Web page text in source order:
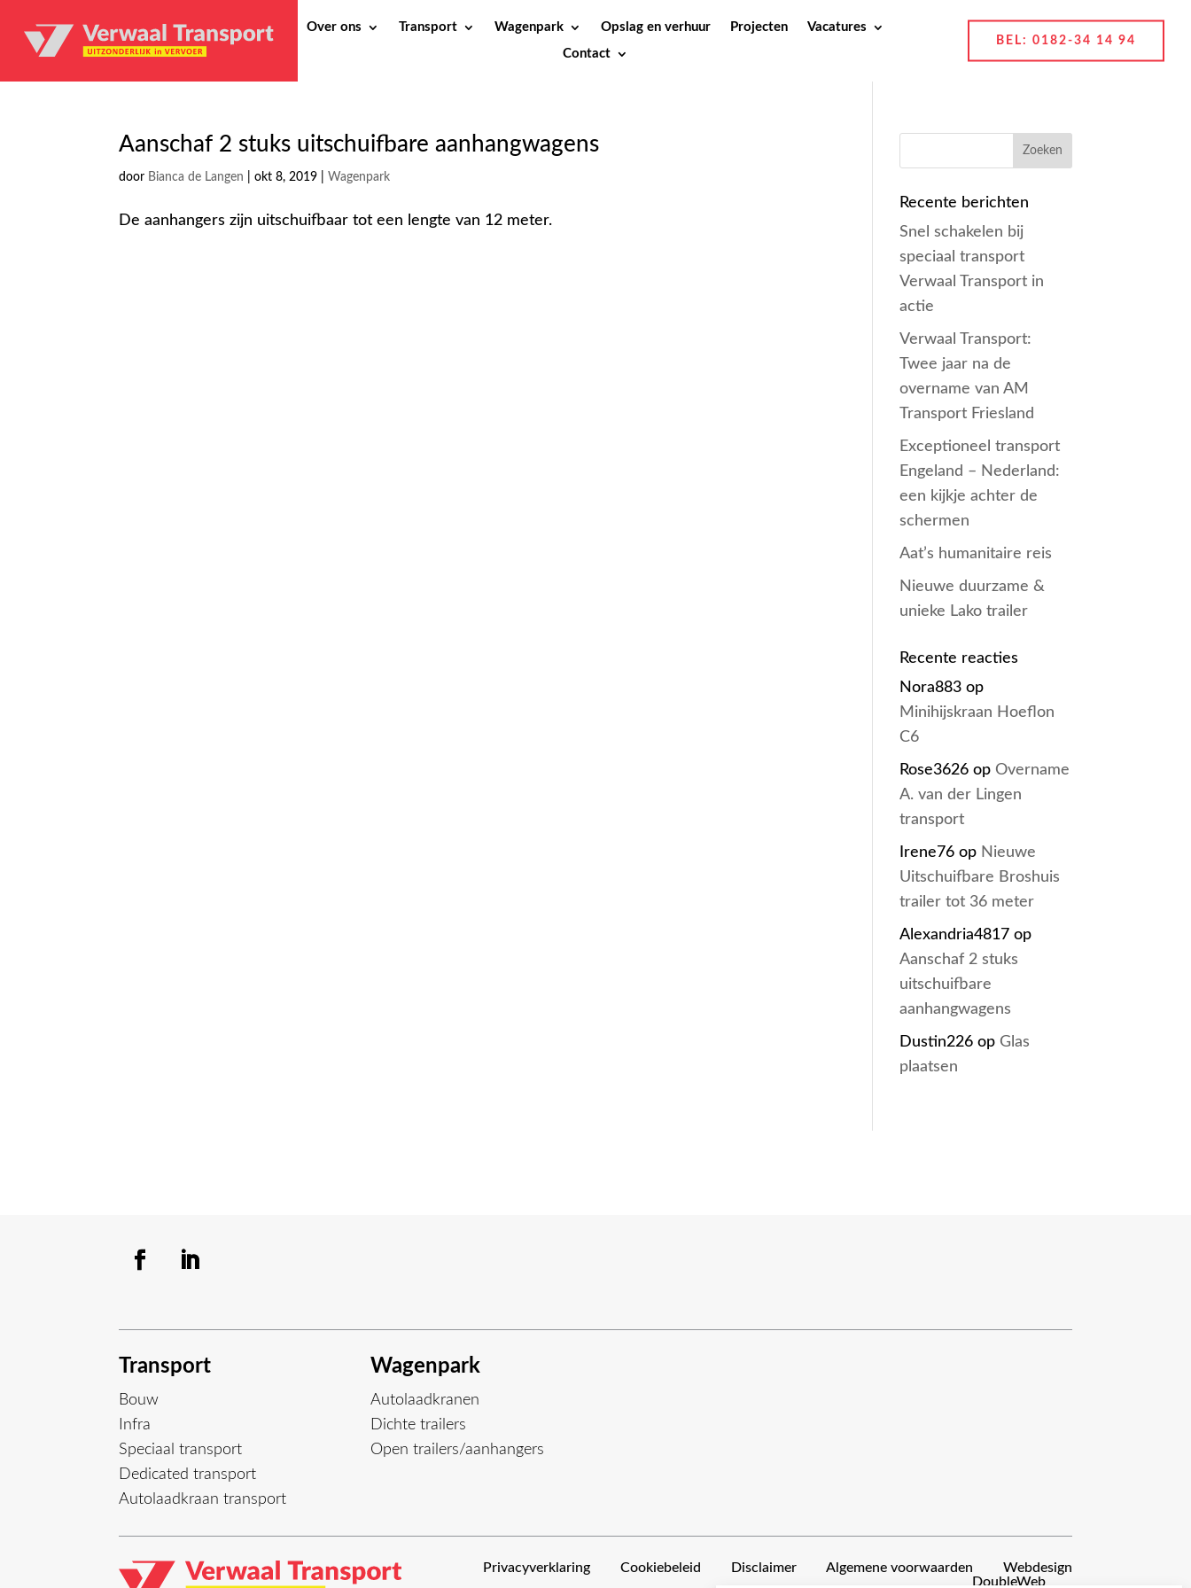
Over ons Transport Wagenpark Opslag en verhuur Projecten
Vacatures
Contact
BEL: 0182-34 14 94
Aanschaf 2 stuks uitschuifbare aanhangwagens
door Bianca de Langen |okt 8, 2019 Wagenpark
De aanhangers zijn uitschuifbaar tot een lengte van 12 meter.
Recente berichten
Snel schakelen bij
speciaal transport
Verwaal Transport in
actie
Verwaal Transport:
Twee jaar na de
overname van AM
Transport Friesland
Exceptioneel transport
Engeland – Nederland:
een kijkje achter de
schermen
Aat’s humanitaire reis
Nieuwe duurzame &
unieke Lako trailer
Recente reacties
Nora883 op
Minihijskraan Hoeflon
C6
Rose3626 opOvername
A. van der Lingen
transport
Irene76 op Nieuwe
Uitschuifbare Broshuis
trailer tot 36 meter
Alexandria4817 op
Aanschaf 2 stuks
uitschuifbare
aanhangwagens
Dustin226 opGlas
plaatsen
Transport
Bouw
Infra
Speciaal transport
Dedicated transport
Autolaadkraan transport
Wagenpark
Autolaadkranen
Dichte trailers
Open trailers/aanhangers
Privacyverklaring Cookiebeleid Disclaimer Algemene voorwaarden
Webdesign
DoubleWeb